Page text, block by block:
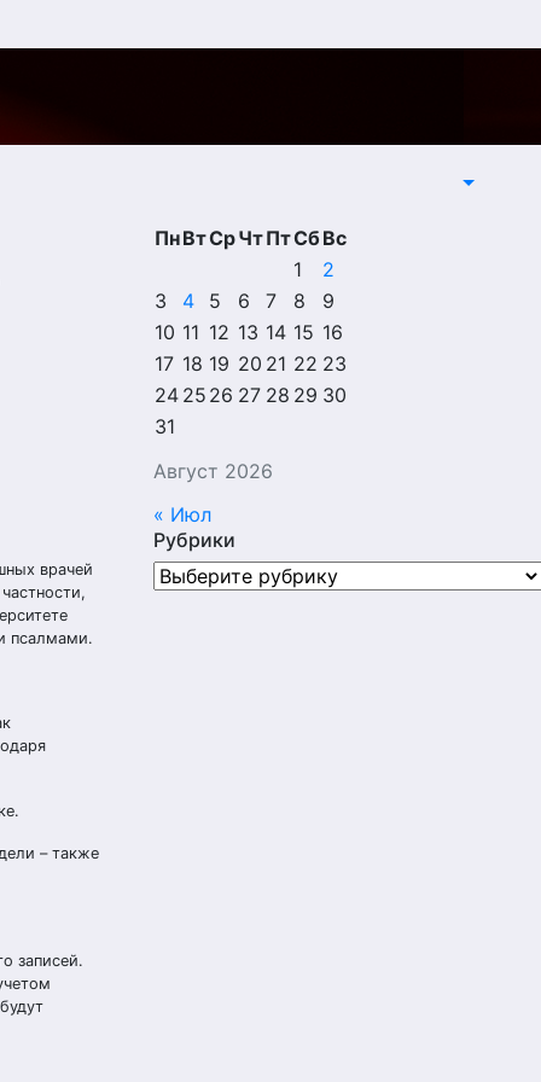
врачей
псалмами.
– также
записей.
Август 2026
ПнВтСрЧтПтСбВс
1
2
3
4 5 6 7 8
9
10 11 12 13 14 15 16
17 18 19 20 21 22 23
24 25 26 27 28 29 30
31
« Июл
Рубрики
Рубрики